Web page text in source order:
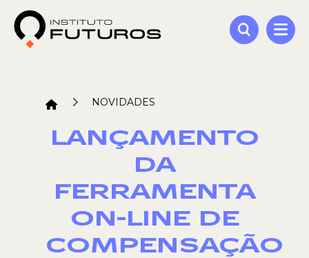
NOVIDADES
LANÇAMENTO
DA
FERRAMENTA
ON-LINE DE
COMPENSAÇÃO